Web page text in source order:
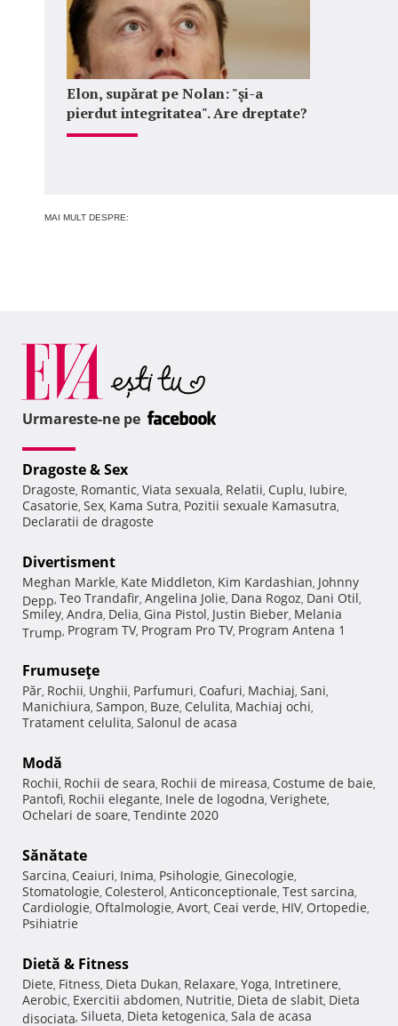
Elon, supărat pe Nolan: "şi-a
pierdut integritatea". Are dreptate?
MAI MULT DESPRE:
Urmareste-ne pe
Dragoste & Sex
Dragoste, Romantic, Viata sexuala, Relatii, Cuplu, Iubire,
Casatorie, Sex, Kama Sutra, Pozitii sexuale Kamasutra,
Declaratii de dragoste
Divertisment
Meghan Markle, Kate Middleton, Kim Kardashian, Johnny
Depp, Teo Trandafir, Angelina Jolie, Dana Rogoz, Dani Otil,
Smiley, Andra, Delia, Gina Pistol, Justin Bieber, Melania
Trump, Program TV, Program Pro TV, Program Antena 1
Frumuseţe
Păr, Rochii, Unghii, Parfumuri, Coafuri, Machiaj, Sani,
Manichiura, Sampon, Buze, Celulita, Machiaj ochi,
Tratament celulita, Salonul de acasa
Modă
Rochii, Rochii de seara, Rochii de mireasa, Costume de baie,
Pantofi, Rochii elegante, Inele de logodna, Verighete,
Ochelari de soare, Tendinte 2020
Sănătate
Sarcina, Ceaiuri, Inima, Psihologie, Ginecologie,
Stomatologie, Colesterol, Anticonceptionale, Test sarcina,
Cardiologie, Oftalmologie, Avort, Ceai verde, HIV, Ortopedie,
Psihiatrie
Dietă & Fitness
Diete, Fitness, Dieta Dukan, Relaxare, Yoga, Intretinere,
Aerobic, Exercitii abdomen, Nutritie, Dieta de slabit, Dieta
disociata, Silueta, Dieta ketogenica, Sala de acasa